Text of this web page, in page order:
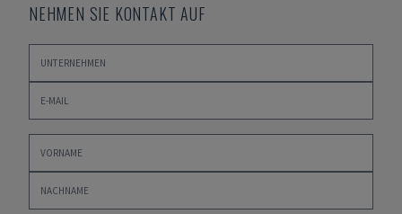
NEHMEN SIE KONTAKT AUF